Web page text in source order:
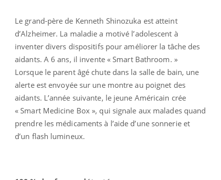
Le grand-père de Kenneth Shinozuka est atteint
d’Alzheimer. La maladie a motivé l’adolescent à
inventer divers dispositifs pour améliorer la tâche des
aidants. A 6 ans, il invente « Smart Bathroom. »
Lorsque le parent âgé chute dans la salle de bain, une
alerte est envoyée sur une montre au poignet des
aidants. L’année suivante, le jeune Américain crée
« Smart Medicine Box », qui signale aux malades quand
prendre les médicaments à l’aide d’une sonnerie et
d’un flash lumineux.